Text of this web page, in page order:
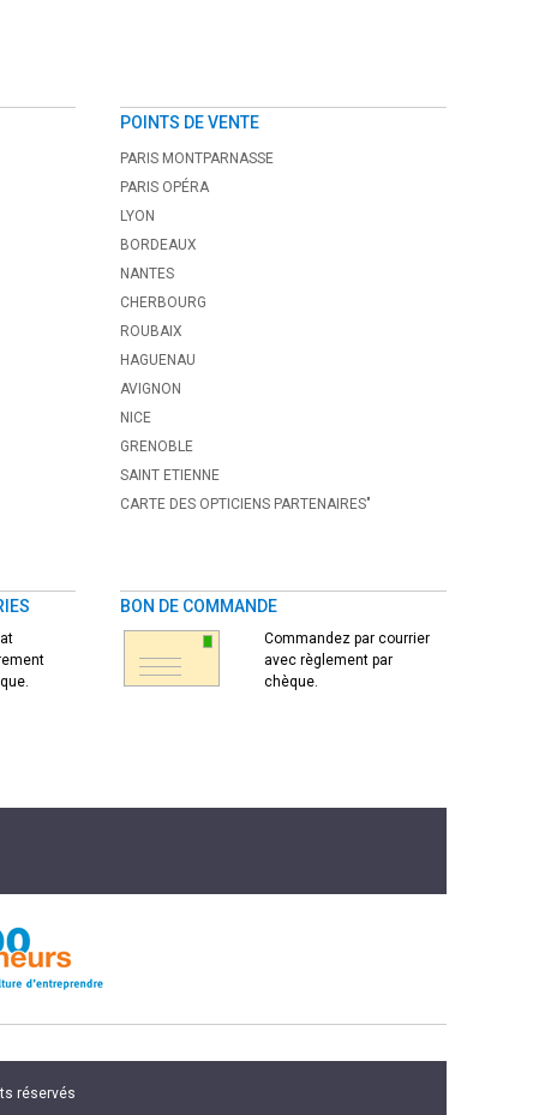
POINTS DE VENTE
PARIS MONTPARNASSE
PARIS OPÉRA
LYON
BORDEAUX
NANTES
CHERBOURG
ROUBAIX
HAGUENAU
AVIGNON
NICE
GRENOBLE
SAINT ETIENNE
CARTE DES OPTICIENS PARTENAIRES"
BON DE COMMANDE
Commandez par courrier
avec règlement par
chèque.
réservés